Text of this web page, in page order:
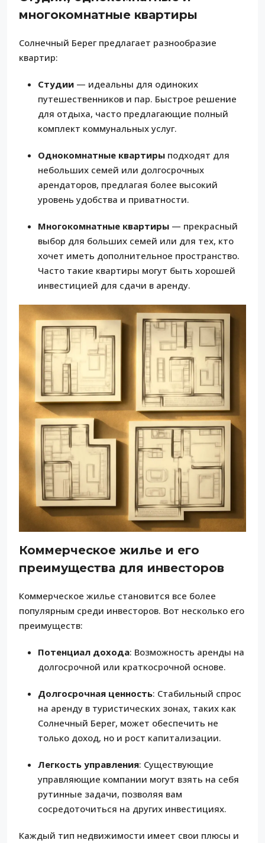
многокомнатные квартиры
Солнечный Берег предлагает разнообразие
квартир:
Студии — идеальны для одиноких
путешественников и пар. Быстрое решение
для отдыха, часто предлагающие полный
комплект коммунальных услуг.
Однокомнатные квартиры подходят для
небольших семей или долгосрочных
арендаторов, предлагая более высокий
уровень удобства и приватности.
Многокомнатные квартиры — прекрасный
выбор для больших семей или для тех, кто
хочет иметь дополнительное пространство.
Часто такие квартиры могут быть хорошей
инвестицией для сдачи в аренду.
Коммерческое жилье и его
преимущества для инвесторов
Коммерческое жилье становится все более
популярным среди инвесторов. Вот несколько его
преимуществ:
Потенциал дохода: Возможность аренды на
долгосрочной или краткосрочной основе.
Долгосрочная ценность: Стабильный спрос
на аренду в туристических зонах, таких как
Солнечный Берег, может обеспечить не
только доход, но и рост капитализации.
Легкость управления: Существующие
управляющие компании могут взять на себя
рутинные задачи, позволяя вам
сосредоточиться на других инвестициях.
Каждый тип недвижимости имеет свои плюсы и